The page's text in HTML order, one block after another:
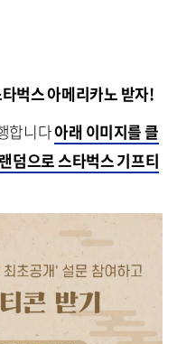
벅스 아메리카노 받자!
합니다아래 이미지를 클
덤으로 스타벅스 기프티